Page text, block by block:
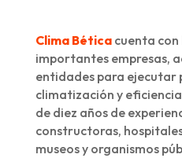
Clima Béticacuenta con
importantes empresas,
entidades para ejecutar
climatización y
de diez años de
constructoras,
museos y organismos